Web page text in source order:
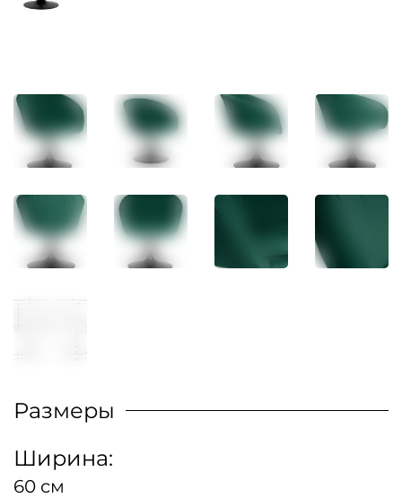
Размеры
Ширина:
60 см